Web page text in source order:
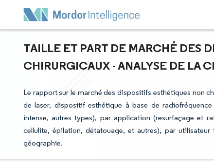
TAILLE ET PART DE MARCHÉ DES
CHIRURGICAUX - ANALYSE DE LA
Le rapport sur le marché des dispositifs esthétiques non
de laser, dispositif esthétique à base de
intense, autres types), par application (resurfaçage et
cellulite, épilation, détatouage, et autres), par
géographie.